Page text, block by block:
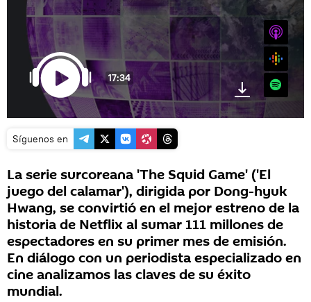
17:34
iTunes
Spotify
Síguenos en
La serie surcoreana 'The Squid Game' ('El
juego del calamar'), dirigida por Dong-hyuk
Hwang, se convirtió en el mejor estreno de la
historia de Netflix al sumar 111 millones de
espectadores en su primer mes de emisión.
En diálogo con un periodista especializado en
cine analizamos las claves de su éxito
mundial.